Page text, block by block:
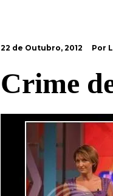
22 de Outubro, 2012 Por
Crime